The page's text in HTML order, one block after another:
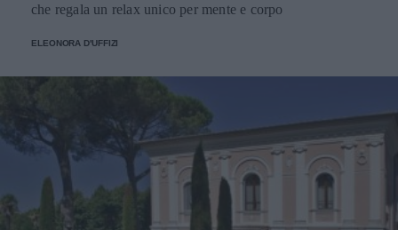
che regala un relax unico per mente e corpo
ELEONORA D'UFFIZI